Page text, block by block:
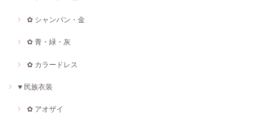
✿ シャンパン・金
✿ 青・緑・灰
✿ カラードレス
♥ 民族衣装
✿ アオザイ